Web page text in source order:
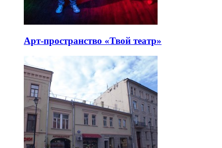
Арт-пространство «Твой театр»